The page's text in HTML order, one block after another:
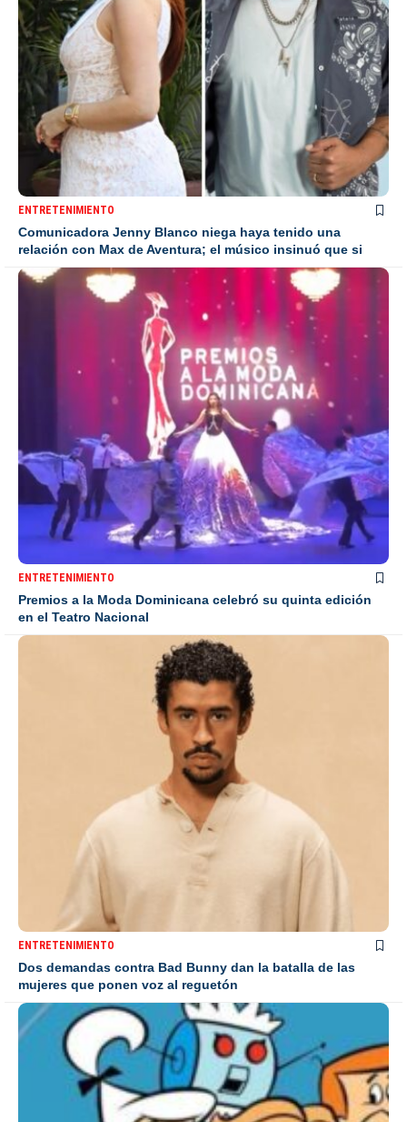
ENTRETENIMIENTO
Comunicadora Jenny Blanco niega haya tenido una
relación con Max de Aventura; el músico insinuó que si
ENTRETENIMIENTO
Premios a la Moda Dominicana celebró su quinta edición
en el Teatro Nacional
ENTRETENIMIENTO
Dos demandas contra Bad Bunny dan la batalla de las
mujeres que ponen voz al reguetón